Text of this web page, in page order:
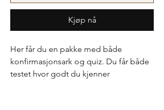
Kjøp nå
Her får du en pakke med både
konfirmasjonsark og quiz. Du får både
testet hvor godt du kjenner